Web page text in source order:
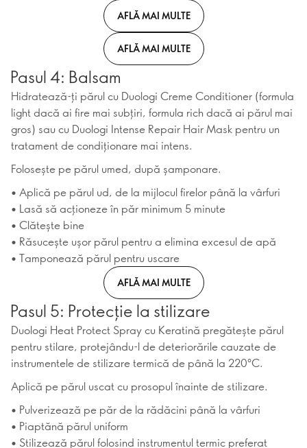
AFLĂ MAI MULTE
AFLĂ MAI MULTE
Pasul 4: Balsam
Hidratează-ți părul cu Duologi Creme Conditioner (formula
light dacă ai fire mai subțiri, formula rich dacă ai părul mai
gros) sau cu Duologi Intense Repair Hair Mask pentru un
tratament de condiționare mai intens.
Folosește pe părul umed, după șamponare.
• Aplică pe părul ud, de la mijlocul firelor până la vârfuri
• Lasă să acționeze în păr minimum 5 minute
• Clătește bine
• Răsucește ușor părul pentru a elimina excesul de apă
• Tamponează părul pentru uscare
AFLĂ MAI MULTE
Pasul 5: Protecție la stilizare
Duologi Heat Protect Spray cu Keratină pregătește părul
pentru stilare, protejându-l de deteriorările cauzate de
instrumentele de stilizare termică de până la 220ºC.
Aplică pe părul uscat cu prosopul înainte de stilizare.
• Pulverizează pe păr de la rădăcini până la vârfuri
• Piaptănă părul uniform
• Stilizează părul folosind instrumentul termic preferat